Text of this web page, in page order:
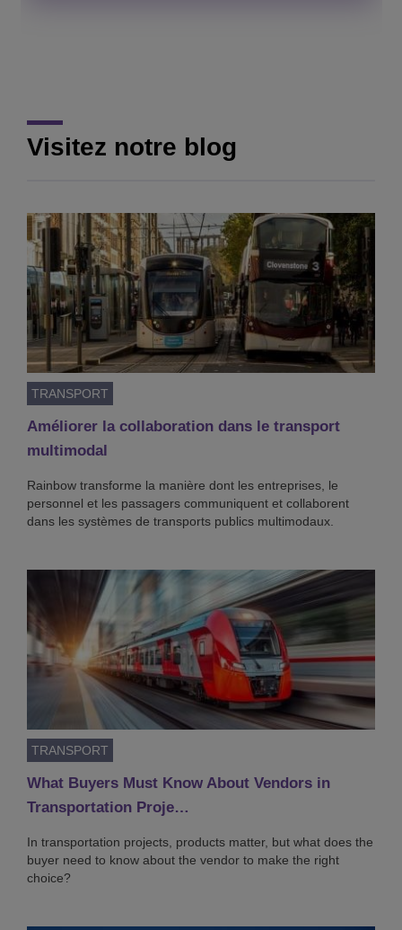
Visitez notre blog
TRANSPORT
Améliorer la collaboration dans le transport
multimodal
Rainbow transforme la manière dont les entreprises, le
personnel et les passagers communiquent et collaborent
dans les systèmes de transports publics multimodaux.
TRANSPORT
What Buyers Must Know About Vendors in
Transportation Proje…
In transportation projects, products matter, but what does the
buyer need to know about the vendor to make the right
choice?